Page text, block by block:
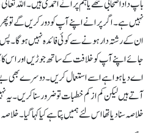
باپ دادا صحابی تھے یا ہم پرانے احمدی ہیں۔ اللہ
نہیں ہے۔ اگر پرانے اپنے آپ کو دور کریں گے تو
ان کے رشتہ دار ہونے سے کوئی فائدہ نہیں ہو گا۔
جائے اپنے آپ کو خلافت کے ساتھ جوڑیں اور اس کا
اے دیا ہوا ہے اسے استعمال کریں۔ دوسرے بھی بے
آتے ہیں لیکن کم از کم خطبات تو ضرور سنا کریں۔
خلاصہ سنا دیا تھا اس لئے ہمیں پتا ہے کیا کہا گیا۔